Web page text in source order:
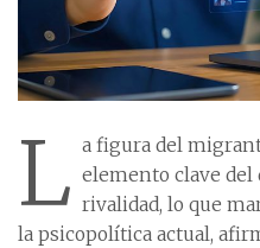
L a figura del
elemento clave del
rivalidad, lo que
la psicopolítica actual,